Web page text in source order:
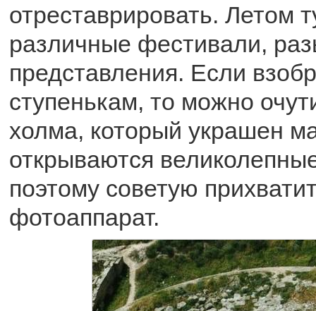
отреставрировать. Летом
различные фестивали,
представления. Если
ступенькам, то можно
холма, который украшен
открываются
поэтому советую
фотоаппарат.